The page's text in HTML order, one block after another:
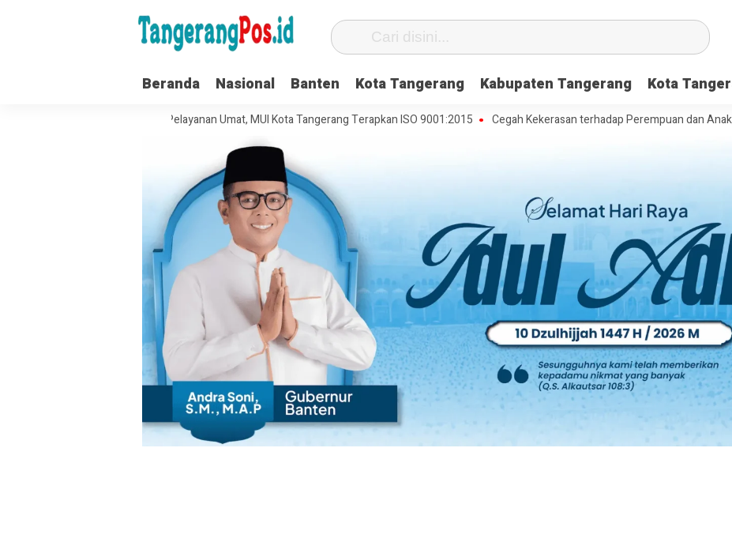
Beranda Nasional Banten Kota Tangerang Kabupaten Tangerang Kota
Kelola Organisasi dan Pelayanan Umat, MUI Kota Tangerang Terapkan ISO 9001:2015 Cegah Kekerasan terhadap Perempuan dan Anak,